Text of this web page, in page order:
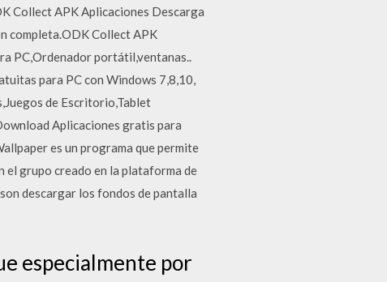
Collect APK Aplicaciones Descarga
completa.ODK Collect APK
PC,Ordenador portátil,ventanas..
para PC con Windows 7,8,10,
de Escritorio,Tablet
Aplicaciones gratis para
es un programa que permite
el grupo creado en la plataforma de
descargar los fondos de pantalla
especialmente por